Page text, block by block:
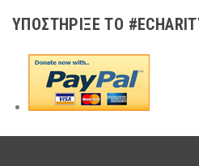
ΥΠΟΣΤΉΡΙΞΕ ΤΟ